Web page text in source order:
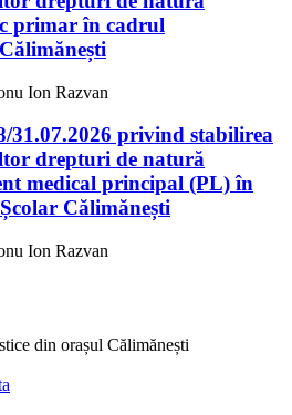
primar în cadrul
Ion Razvan
31.07.2026 privind stabilirea
drepturi de natură
medical principal (PL) în
Călimănești
Ion Razvan
din orașul Călimănești